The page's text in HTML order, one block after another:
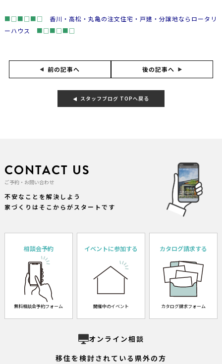
■□■□■□ 香川・高松・丸亀の注文住宅・戸建・分譲地ならロータリ
ーハウス
■□■□■□
前の記事へ 後の記事へ
スタッフブログ TOPへ戻る
CONTACT US
ご予約・お問い合わせ
不安なことを解決しよう
家づくりはそこからがスタートです
相談会予約
無料相談会予約フォーム
イベントに参加する
開催中のイベント
カタログ請求する
カタログ請求フォーム
オンライン相談
移住を検討されている県外の方